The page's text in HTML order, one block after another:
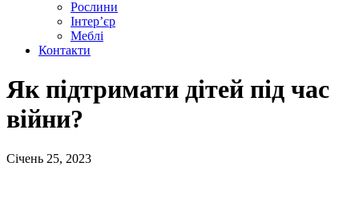
Рослини
Інтер’єр
Меблі
Контакти
Як підтримати дітей під час
війни?
Січень 25, 2023